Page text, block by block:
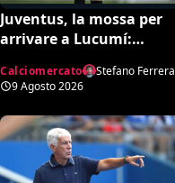
Juventus, la mossa per
arrivare a Lucumí:
Cabal come contropartita
Calciomercato
Stefano Ferrera
9 Agosto 2026